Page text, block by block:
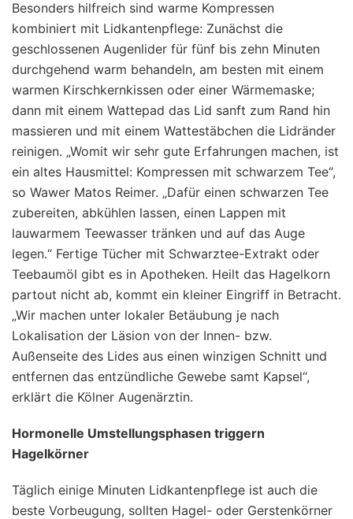
Besonders hilfreich sind warme Kompressen
kombiniert mit Lidkantenpflege: Zunächst die
geschlossenen Augenlider für fünf bis zehn Minuten
durchgehend warm behandeln, am besten mit einem
warmen Kirschkernkissen oder einer Wärmemaske;
dann mit einem Wattepad das Lid sanft zum Rand hin
massieren und mit einem Wattestäbchen die Lidränder
reinigen. „Womit wir sehr gute Erfahrungen machen, ist
ein altes Hausmittel: Kompressen mit schwarzem Tee“,
so Wawer Matos Reimer. „Dafür einen schwarzen Tee
zubereiten, abkühlen lassen, einen Lappen mit
lauwarmem Teewasser tränken und auf das Auge
legen.“ Fertige Tücher mit Schwarztee-Extrakt oder
Teebaumöl gibt es in Apotheken. Heilt das Hagelkorn
partout nicht ab, kommt ein kleiner Eingriff in Betracht.
„Wir machen unter lokaler Betäubung je nach
Lokalisation der Läsion von der Innen- bzw.
Außenseite des Lides aus einen winzigen Schnitt und
entfernen das entzündliche Gewebe samt Kapsel“,
erklärt die Kölner Augenärztin.
Hormonelle Umstellungsphasen triggern
Hagelkörner
Täglich einige Minuten Lidkantenpflege ist auch die
beste Vorbeugung, sollten Hagel- oder Gerstenkörner